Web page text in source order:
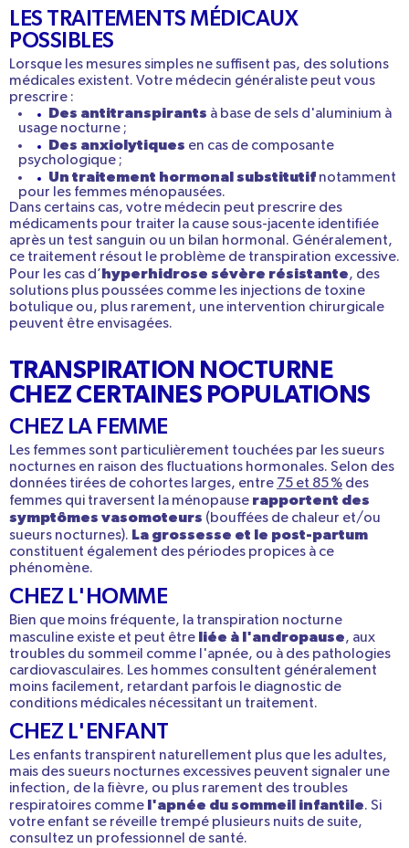
LES TRAITEMENTS MÉDICAUX
POSSIBLES
Lorsque les mesures simples ne suffisent pas, des solutions
médicales existent. Votre médecin généraliste peut vous
prescrire :
Des antitranspirants à base de sels d'aluminium à
usage nocturne ;
Des anxiolytiques en cas de composante
psychologique ;
Un traitement hormonal substitutif notamment
pour les femmes ménopausées.
Dans certains cas, votre médecin peut prescrire des
médicaments pour traiter la cause sous-jacente identifiée
après un test sanguin ou un bilan hormonal. Généralement,
ce traitement résout le problème de transpiration excessive.
Pour les cas d’ hyperhidrose sévère résistante, des
solutions plus poussées comme les injections de toxine
botulique ou, plus rarement, une intervention chirurgicale
peuvent être envisagées.
TRANSPIRATION NOCTURNE
CHEZ CERTAINES POPULATIONS
CHEZ LA FEMME
Les femmes sont particulièrement touchées par les sueurs
nocturnes en raison des fluctuations hormonales. Selon des
données tirées de cohortes larges, entre 75 et 85 % des
femmes qui traversent la ménopause rapportent des
symptômes vasomoteurs (bouffées de chaleur et/ou
sueurs nocturnes). La grossesse et le post-partum
constituent également des périodes propices à ce
phénomène.
CHEZ L'HOMME
Bien que moins fréquente, la transpiration nocturne
masculine existe et peut être liée à l'andropause, aux
troubles du sommeil comme l'apnée, ou à des pathologies
cardiovasculaires. Les hommes consultent généralement
moins facilement, retardant parfois le diagnostic de
conditions médicales nécessitant un traitement.
CHEZ L'ENFANT
Les enfants transpirent naturellement plus que les adultes,
mais des sueurs nocturnes excessives peuvent signaler une
infection, de la fièvre, ou plus rarement des troubles
respiratoires comme l'apnée du sommeil infantile. Si
votre enfant se réveille trempé plusieurs nuits de suite,
consultez un professionnel de santé.